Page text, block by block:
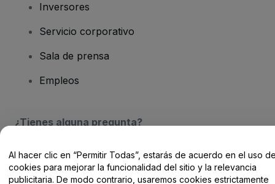
Inversores
Servicio corporativo
Sala de prensa
Empleos
¿Tienes alguna pregunta?
Centro de Ayuda / Contacto
Al hacer clic en “Permitir Todas”, estarás de acuerdo en el uso
cookies para mejorar la funcionalidad del sitio y la relevancia
publicitaria. De modo contrario, usaremos cookies estrictamente